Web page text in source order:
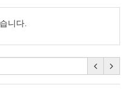
니다.